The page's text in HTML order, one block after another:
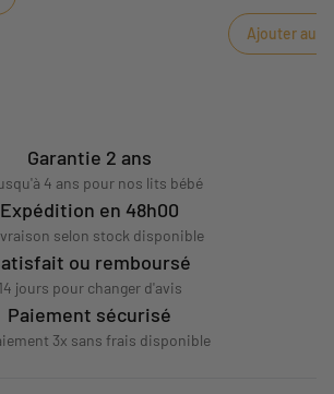
Ajouter au
Garantie 2 ans
4 ans pour nos lits bébé
Expédition en 48h00
selon stock disponible
ou remboursé
14 jours pour changer d'avis
Paiement sécurisé
3x sans frais disponible